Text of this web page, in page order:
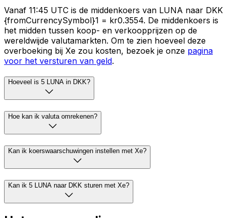
Vanaf 11:45 UTC is de middenkoers van LUNA naar DKK
{fromCurrencySymbol}1 = kr0.3554. De middenkoers is
het midden tussen koop- en verkoopprijzen op de
wereldwijde valutamarkten. Om te zien hoeveel deze
overboeking bij Xe zou kosten, bezoek je onze pagina
voor het versturen van geld.
Hoeveel is 5 LUNA in DKK?
Hoe kan ik valuta omrekenen?
Kan ik koerswaarschuwingen instellen met Xe?
Kan ik 5 LUNA naar DKK sturen met Xe?